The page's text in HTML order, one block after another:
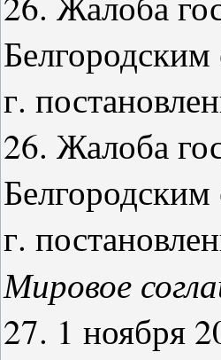
г.
26. Жалоба
г.
Мировое
27. 1 ноября